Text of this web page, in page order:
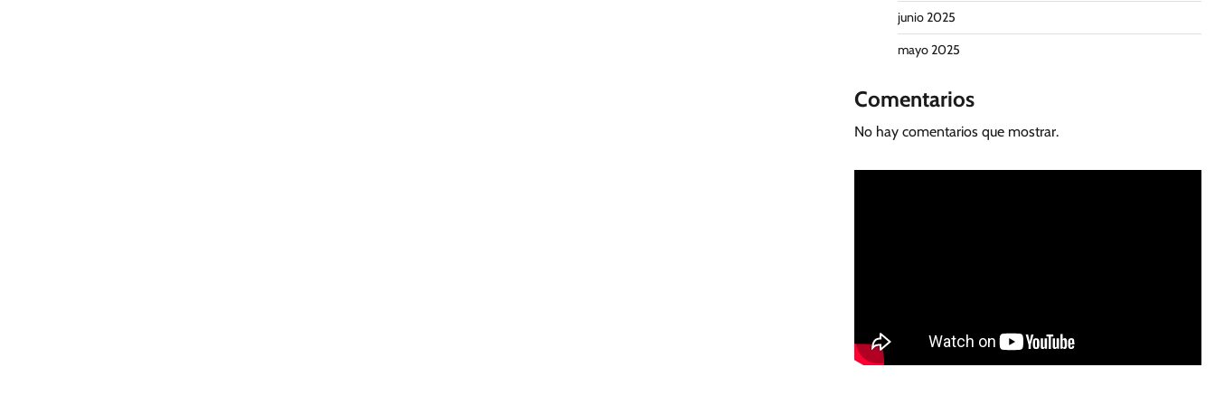
junio 2025
mayo 2025
Comentarios
No hay comentarios que mostrar.